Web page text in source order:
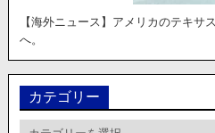
【海外ニュース】アメリカのテキサ
へ。
カテゴリー